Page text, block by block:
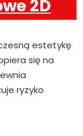
2D
estetykę
się na
ryzyko